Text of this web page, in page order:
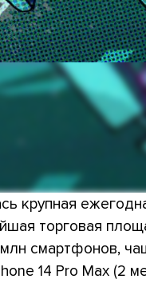
крупная
торговая
смартфонов,
14 Pro Max (2